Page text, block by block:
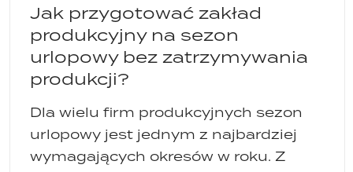
Jak przygotować zakład
produkcyjny na sezon
urlopowy bez zatrzymywania
produkcji?
Dla wielu firm produkcyjnych sezon
urlopowy jest jednym z najbardziej
wymagających okresów w roku. Z